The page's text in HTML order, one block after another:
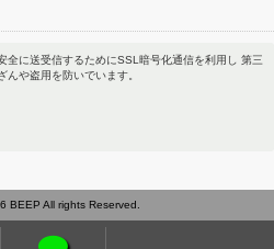
全に送受信するためにSSL暗号化通信を利用し 第三
んや盗用を防いでいます。
BEEP All rights Reserved.